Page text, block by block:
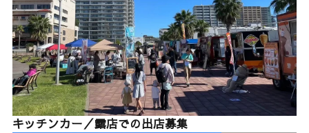
キッチンカー／露店での出店募集